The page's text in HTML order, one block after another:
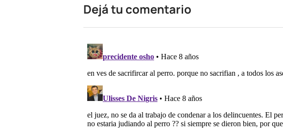
Dejá tu comentario